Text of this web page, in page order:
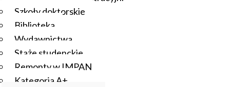
Szkoły doktorskie
Biblioteka
Wydawnictwa
Staże studenckie
Remonty w IMPAN
Kategoria A+